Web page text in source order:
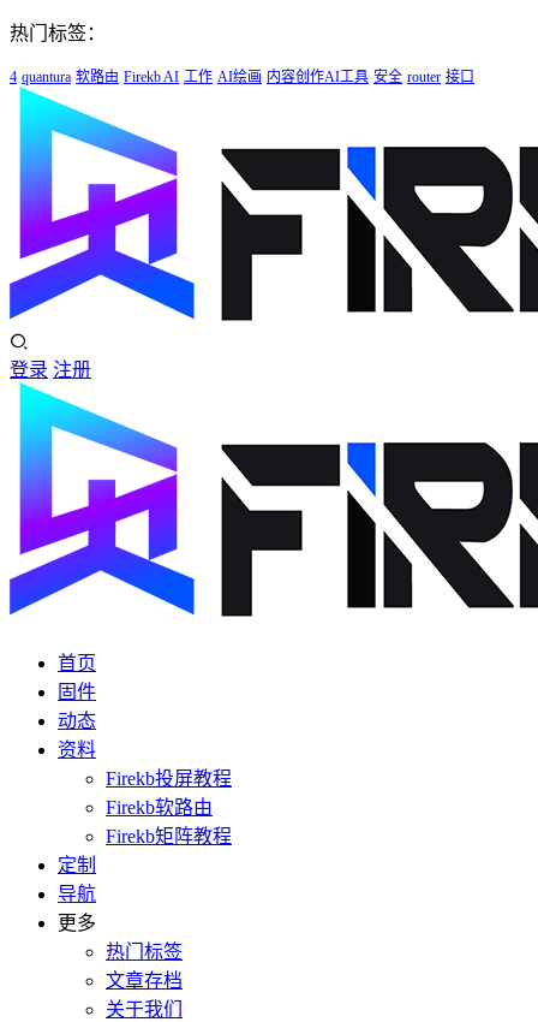
热门标签：
4 quantura 软路由 Firekb AI 工作 AI绘画 内容创作AI工具 安全 router 接口
登录 注册
首页
固件
动态
资料
Firekb投屏教程
Firekb软路由
Firekb矩阵教程
定制
导航
更多
热门标签
文章存档
关于我们